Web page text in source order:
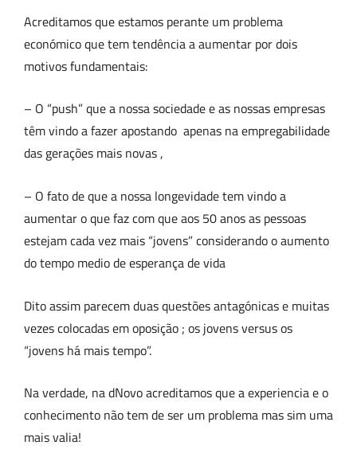
Acreditamos que estamos perante um problema
económico que tem tendência a aumentar por dois
motivos fundamentais:
– O “push” que a nossa sociedade e as nossas empresas
têm vindo a fazer apostando apenas na empregabilidade
das gerações mais novas ,
– O fato de que a nossa longevidade tem vindo a
aumentar o que faz com que aos 50 anos as pessoas
estejam cada vez mais “jovens” considerando o aumento
do tempo medio de esperança de vida
Dito assim parecem duas questões antagónicas e muitas
vezes colocadas em oposição ; os jovens versus os
“jovens há mais tempo”.
Na verdade, na dNovo acreditamos que a experiencia e o
conhecimento não tem de ser um problema mas sim uma
mais valia!